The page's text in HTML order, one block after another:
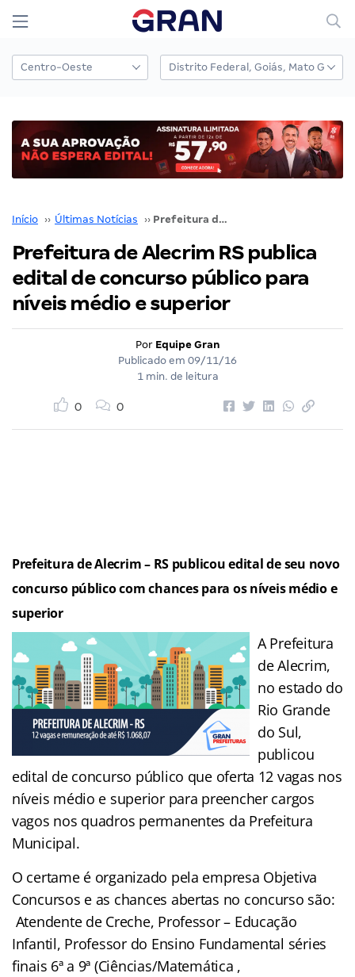
Início ›› Últimas Notícias ›› Prefeitura de Alecrim RS publica edital de concurso público para níveis médio e superior
Prefeitura de Alecrim RS publica
edital de concurso público para
níveis médio e superior
Por Equipe Gran
Publicado em 09/11/16
1 min. de leitura
0 0
Prefeitura de Alecrim – RS publicou edital de seu novo
concurso público com chances para os níveis médio e
superior
A Prefeitura
de Alecrim,
no estado do
Rio Grande
do Sul,
publicou
edital de concurso público que oferta 12 vagas nos
níveis médio e superior para preencher cargos
vagos nos quadros permanentes da Prefeitura
Municipal.
O certame é organizado pela empresa Objetiva
Concursos e as chances abertas no concurso são:
Atendente de Creche, Professor – Educação
Infantil, Professor do Ensino Fundamental séries
finais 6ª a 9ª (Ciências/Matemática ,